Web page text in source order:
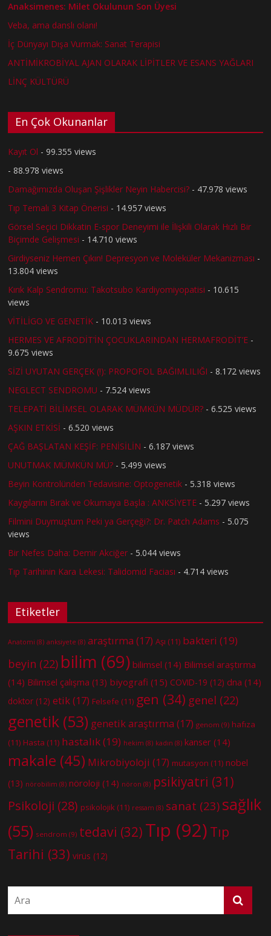
Anaksimenes: Milet Okulunun Son Üyesi
Veba, ama danslı olanı!
İç Dünyayı Dışa Vurmak: Sanat Terapisi
ANTİMİKROBİYAL AJAN OLARAK LİPİTLER VE ESANS YAĞLARI
LİNÇ KÜLTÜRÜ
En Çok Okunanlar
Kayıt Ol - 99.355 views
- 88.978 views
Damağımızda Oluşan Şişlikler Neyin Habercisi? - 47.978 views
Tıp Temalı 3 Kitap Önerisi - 14.957 views
Görsel Seçici Dikkatin E-spor Deneyimi ile İlişkili Olarak Hızlı Bir
Biçimde Gelişmesi - 14.710 views
Girdiyseniz Hemen Çıkın! Depresyon ve Moleküler Mekanizması -
13.804 views
Kırık Kalp Sendromu: Takotsubo Kardiyomiyopatisi - 10.615
views
VİTİLİGO VE GENETİK - 10.013 views
HERMES VE AFRODİT’İN ÇOCUKLARINDAN HERMAFRODİT’E -
9.675 views
SİZİ UYUTAN GERÇEK (!): PROPOFOL BAĞIMLILIĞI - 8.172 views
NEGLECT SENDROMU - 7.524 views
TELEPATİ BİLİMSEL OLARAK MÜMKÜN MÜDÜR? - 6.525 views
AŞKIN ETKİSİ - 6.520 views
ÇAĞ BAŞLATAN KEŞİF: PENİSİLİN - 6.187 views
UNUTMAK MÜMKÜN MÜ? - 5.499 views
Beyin Kontrolünden Tedavisine: Optogenetik - 5.318 views
Kaygılarını Bırak ve Okumaya Başla : ANKSİYETE - 5.297 views
Filmini Duymuştum Peki ya Gerçeği?: Dr. Patch Adams - 5.075
views
Bir Nefes Daha: Demir Akciğer - 5.044 views
Tıp Tarihinin Kara Lekesi: Talidomid Faciası - 4.714 views
Etiketler
Anatomi (8) anksiyete (8) araştırma (17) Aşı (11) bakteri (19)
beyin (22) bilim (69) bilimsel (14) Bilimsel araştırma
(14) Bilimsel çalışma (13) biyografi (15) COVID-19 (12) dna (14)
doktor (12) etik(17) Felsefe (11) gen (34) genel (22)
genetik (53) genetik araştırma (17) genom (9) hafıza
(11) Hasta (11) hastalık(19) hekim (8) kadın (8) kanser (14)
makale (45) Mikrobiyoloji (17) mutasyon (11) nobel
(13) nörobilim (8) nöroloji (14) nöron (8) psikiyatri (31)
Psikoloji (28) psikolojik (11) ressam (8) sanat (23) sağlık
(55) sendrom (9) tedavi (32) Tıp (92) Tıp
Tarihi (33) virüs (12)